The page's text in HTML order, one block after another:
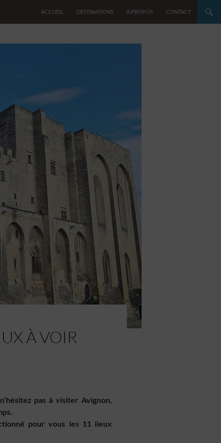
ACCUEIL DESTINATIONS À PROPOS CONTACT
À VOIR
pas à visiter Avignon,
pour vous les 11 lieux